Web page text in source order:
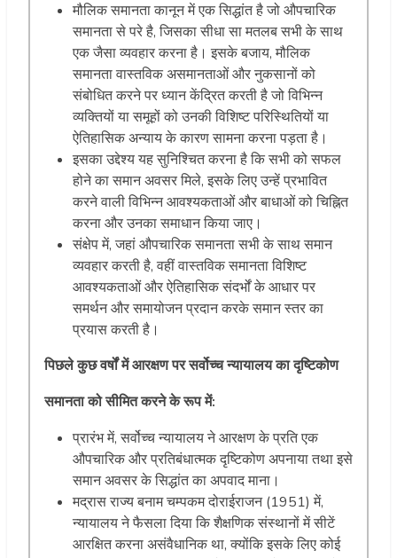
मौलिक समानता कानून में एक सिद्धांत है जो औपचारिक
समानता से परे है, जिसका सीधा सा मतलब सभी के साथ
एक जैसा व्यवहार करना है। इसके बजाय, मौलिक
समानता वास्तविक असमानताओं और नुकसानों को
संबोधित करने पर ध्यान केंद्रित करती है जो विभिन्न
व्यक्तियों या समूहों को उनकी विशिष्ट परिस्थितियों या
ऐतिहासिक अन्याय के कारण सामना करना पड़ता है।
इसका उद्देश्य यह सुनिश्चित करना है कि सभी को सफल
होने का समान अवसर मिले, इसके लिए उन्हें प्रभावित
करने वाली विभिन्न आवश्यकताओं और बाधाओं को चिह्नित
करना और उनका समाधान किया जाए।
संक्षेप में, जहां औपचारिक समानता सभी के साथ समान
व्यवहार करती है, वहीं वास्तविक समानता विशिष्ट
आवश्यकताओं और ऐतिहासिक संदर्भों के आधार पर
समर्थन और समायोजन प्रदान करके समान स्तर का
प्रयास करती है।
पिछलेकुछवर्षोंमेंआरक्षणपरसर्वोच्चन्यायालयकादृष्टिकोण
समानताकोसीमितकरनेकेरूपमें:
प्रारंभ में, सर्वोच्च न्यायालय ने आरक्षण के प्रति एक
औपचारिक और प्रतिबंधात्मक दृष्टिकोण अपनाया तथा इसे
समान अवसर के सिद्धांत का अपवाद माना।
मद्रास राज्य बनाम चम्पकम दोराईराजन (1951) में,
न्यायालय ने फैसला दिया कि शैक्षणिक संस्थानों में सीटें
आरक्षित करना असंवैधानिक था, क्योंकि इसके लिए कोई